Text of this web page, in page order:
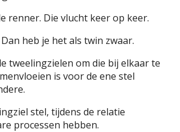
renner. Die vlucht keer op keer.
heb je het als twin zwaar.
tweelingzielen om die bij elkaar te
is voor de ene stel
stel, tijdens de relatie
processen hebben.